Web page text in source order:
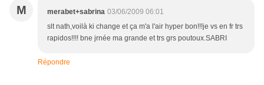
M merabet+sabrina 03/06/2009 06:01
slt nath,voilà ki change et ça m'a l'air hyper bon!!!je vs en fr trs
rapidos!!!! bne jrnée ma grande et trs grs poutoux.SABRI
Répondre